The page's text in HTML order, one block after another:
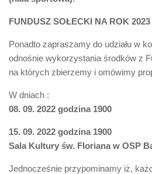
FUNDUSZ SOŁECKI NA ROK 2023
Ponadto zapraszamy do udziału w
odnośnie wykorzystania środków z
na których zbierzemy i omówimy
W dniach :
08. 09. 2022 godzina 1900
15. 09. 2022 godzina 1900
Sala Kultury św. Floriana w OSP
Jednocześnie przypominamy iż,